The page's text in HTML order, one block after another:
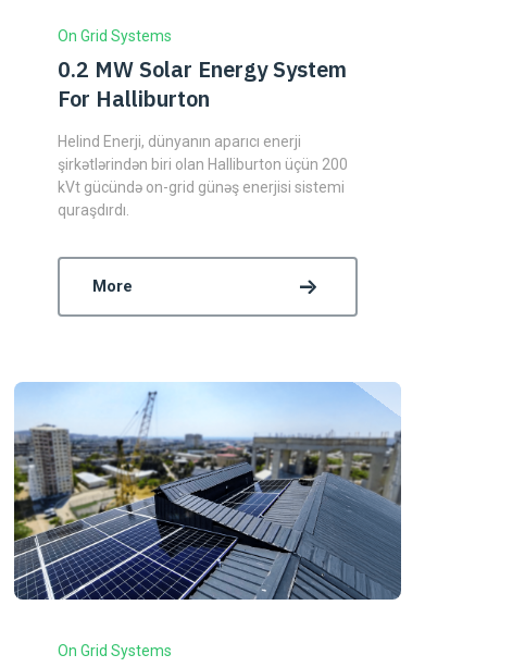
On Grid Systems
0.2 MW Solar Energy System
For Halliburton
Helind Enerji, dünyanın aparıcı enerji
şirkətlərindən biri olan Halliburton üçün 200
kVt gücündə on-grid günəş enerjisi sistemi
quraşdırdı.
More
On Grid Systems